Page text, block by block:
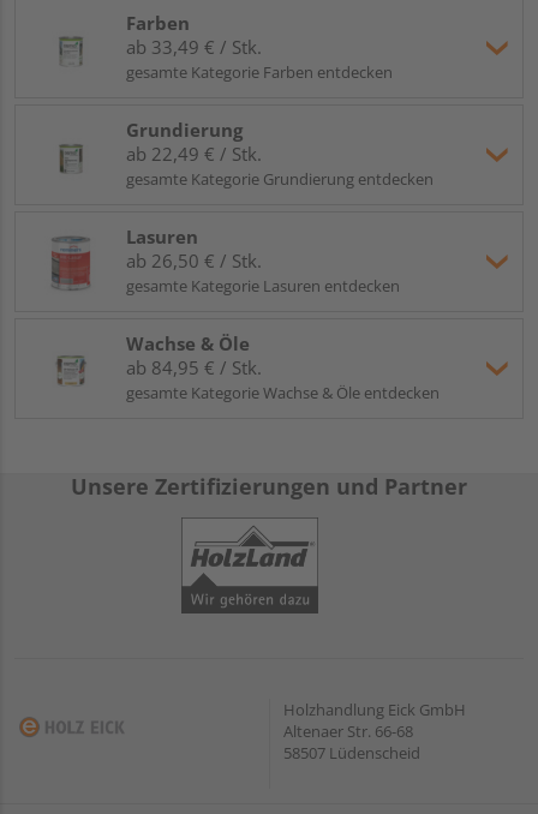
Farben
ab 33,49 € / Stk.
gesamte Kategorie Farben entdecken
Grundierung
ab 22,49 € / Stk.
gesamte Kategorie Grundierung entdecken
Lasuren
ab 26,50 € / Stk.
gesamte Kategorie Lasuren entdecken
Wachse & Öle
ab 84,95 € / Stk.
gesamte Kategorie Wachse & Öle entdecken
Unsere Zertifizierungen und Partner
Holzhandlung Eick GmbH
Altenaer Str. 66-68
58507 Lüdenscheid